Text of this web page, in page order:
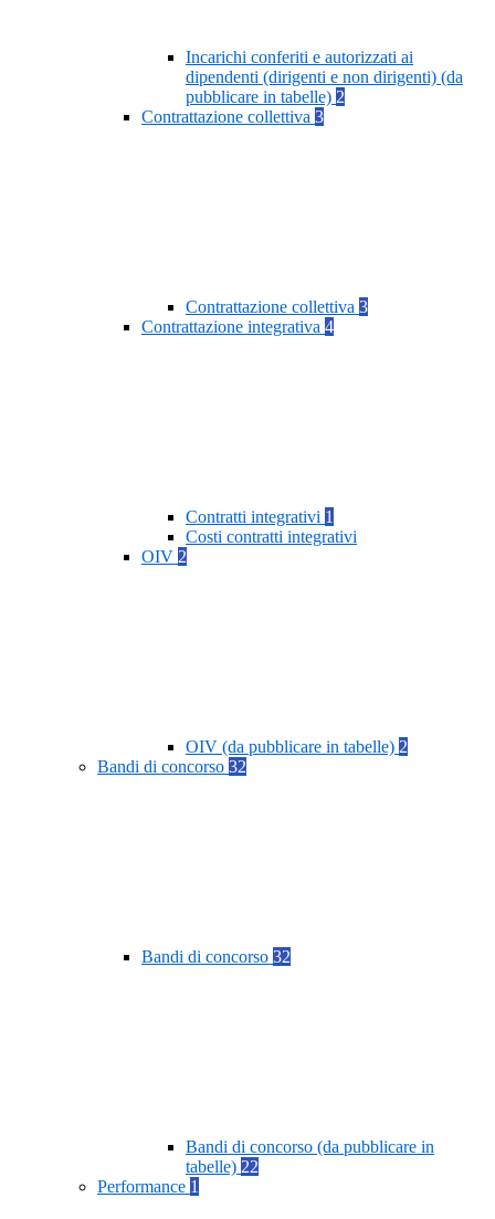
Incarichi conferiti e autorizzati ai
dipendenti (dirigenti e non dirigenti) (da
pubblicare in tabelle) 2
Contrattazione collettiva 3
Contrattazione collettiva 3
Contrattazione integrativa 4
Contratti integrativi 1
Costi contratti integrativi
OIV 2
OIV (da pubblicare in tabelle) 2
Bandi di concorso 32
Bandi di concorso 32
Bandi di concorso (da pubblicare in
tabelle) 22
Performance 1